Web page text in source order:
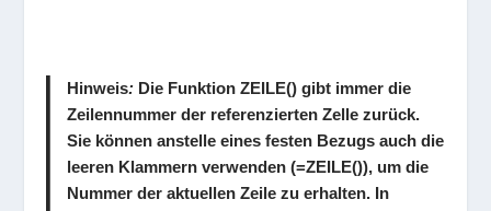
Hinweis: Die FunktionZEILE() gibt immer die
Zeilennummer der referenzierten Zelle zurück.
Sie können anstelle eines festen Bezugs auch die
leeren Klammern verwenden (=ZEILE()), um die
Nummer der aktuellen Zeile zu erhalten. In